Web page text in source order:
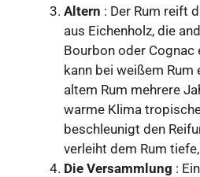
Altern : Der Rum reift
aus Eichenholz, die
Bourbon oder Cognac
kann bei weißem Rum
altem Rum mehrere
warme Klima
beschleunigt den
verleiht dem Rum
Die Versammlung :